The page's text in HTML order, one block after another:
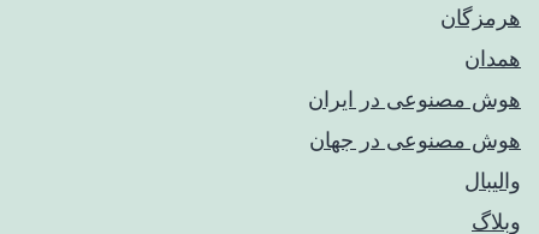
هرمزگان
همدان
هوش مصنوعی در ایران
هوش مصنوعی در جهان
والیبال
وبلاگ